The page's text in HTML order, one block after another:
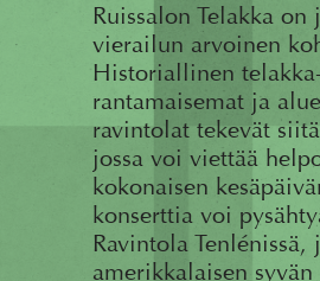
Ruissalon Telakka on
vierailun arvoinen
Historiallinen
rantamaisemat ja
ravintolat tekevät
jossa voi viettää
kokonaisen
konserttia voi
Ravintola Tenlénissä,
amerikkalaisen